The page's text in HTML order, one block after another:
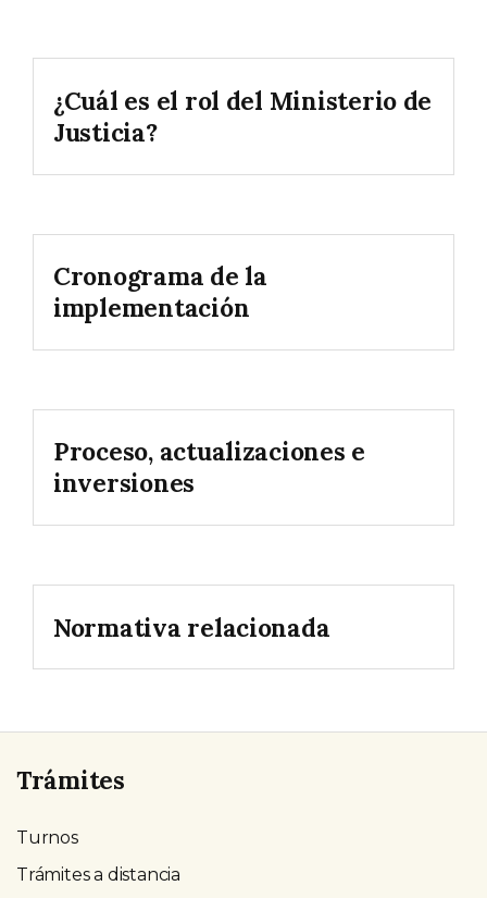
¿Cuál es el rol del Ministerio de
Justicia?
Cronograma de la
implementación
Proceso, actualizaciones e
inversiones
Normativa relacionada
Trámites
Turnos
Trámites a distancia